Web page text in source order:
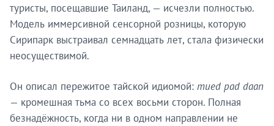
туристы, посещавшие Таиланд, — исчезли полностью.
Модель иммерсивной сенсорной розницы, которую
Сирипарк выстраивал семнадцать лет, стала физически
неосуществимой.
Он описал пережитое тайской идиомой: mued pad daan
— кромешная тьма со всех восьми сторон. Полная
безнадёжность, когда ни в одном направлении не